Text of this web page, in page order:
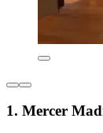
1. Mercer